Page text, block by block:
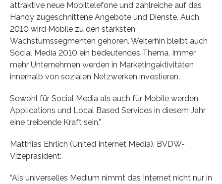
attraktive neue Mobiltelefone und zahlreiche auf das
Handy zugeschnittene Angebote und Dienste. Auch
2010 wird Mobile zu den stärksten
Wachstumssegmenten gehören. Weiterhin bleibt auch
Social Media 2010 ein bedeutendes Thema. Immer
mehr Unternehmen werden in Marketingaktivitäten
innerhalb von sozialen Netzwerken investieren.
Sowohl für Social Media als auch für Mobile werden
Applications und Local Based Services in diesem Jahr
eine treibende Kraft sein.”
Matthias Ehrlich (United Internet Media), BVDW-
Vizepräsident:
“Als universelles Medium nimmt das Internet nicht nur in